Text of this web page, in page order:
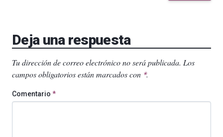
Deja una respuesta
Tu dirección de correo electrónico no será publicada. Los
campos obligatorios están marcados con *.
Comentario *